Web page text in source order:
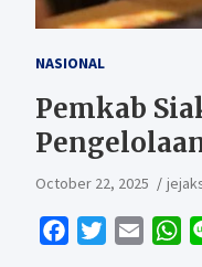
NASIONAL
Pemkab
October 22, 2025
W